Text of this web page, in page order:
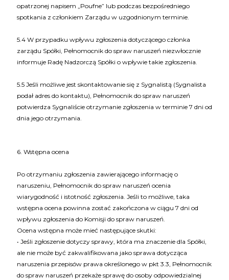
opatrzonej napisem „Poufne” lub podczas bezpośredniego
spotkania z członkiem Zarządu w uzgodnionym terminie.
5.4 W przypadku wpływu zgłoszenia dotyczącego członka
zarządu Spółki, Pełnomocnik do spraw naruszeń niezwłocznie
informuje Radę Nadzorczą Spółki o wpływie takie zgłoszenia.
5.5 Jeśli możliwe jest skontaktowanie się z Sygnalistą (Sygnalista
podał adres do kontaktu), Pełnomocnik do spraw naruszeń
potwierdza Sygnaliście otrzymanie zgłoszenia w terminie 7 dni od
dnia jego otrzymania.
6. Wstępna ocena
Po otrzymaniu zgłoszenia zawierającego informację o
naruszeniu, Pełnomocnik do spraw naruszeń ocenia
wiarygodność i istotność zgłoszenia. Jeśli to możliwe, taka
wstępna ocena powinna zostać zakończona w ciągu 7 dni od
wpływu zgłoszenia do Komisji do spraw naruszeń.
Ocena wstępna może mieć następujące skutki:
• Jeśli zgłoszenie dotyczy sprawy, która ma znaczenie dla Spółki,
ale nie może być zakwalifikowana jako sprawa dotycząca
naruszenia przepisów prawa określonego w pkt 3.3, Pełnomocnik
do spraw naruszeń przekaże sprawę do osoby odpowiedzialnej